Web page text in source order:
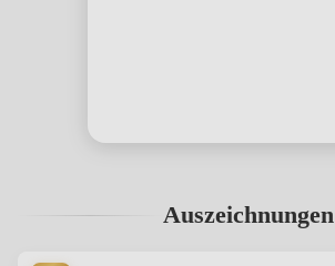
Auszeichnungen